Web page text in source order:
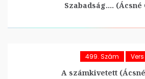
Szabadság…. (Ácsné
499. Szám Vers
A számkivetett